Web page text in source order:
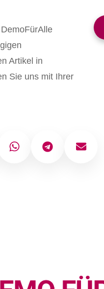
Artikel in
Sie uns mit Ihrer
WhatsAppTelegram E-Mail